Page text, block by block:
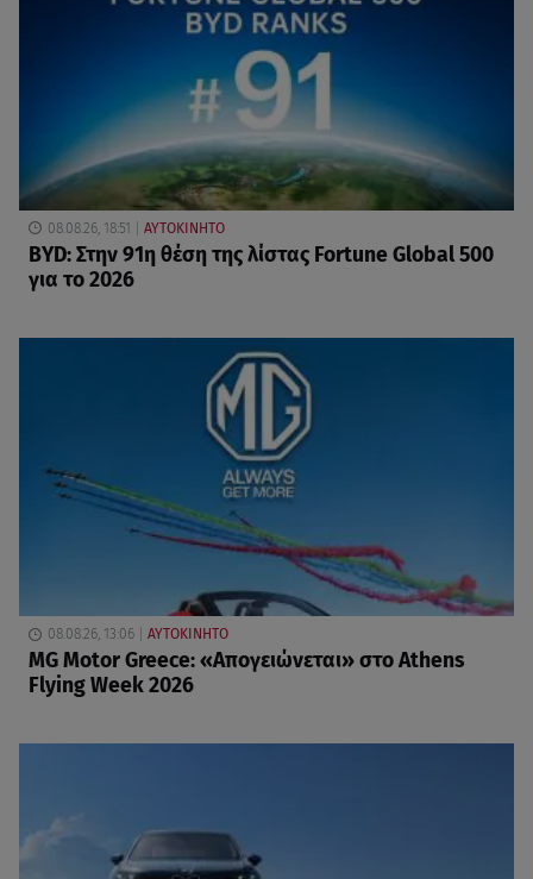
08.08.26, 18:51 ΑΥΤΟΚΙΝΗΤΟ
BYD: Στην 91η θέση της λίστας Fortune Global 500
για το 2026
08.08.26, 13:06 ΑΥΤΟΚΙΝΗΤΟ
MG Motor Greece: «Απογειώνεται» στο Athens
Flying Week 2026